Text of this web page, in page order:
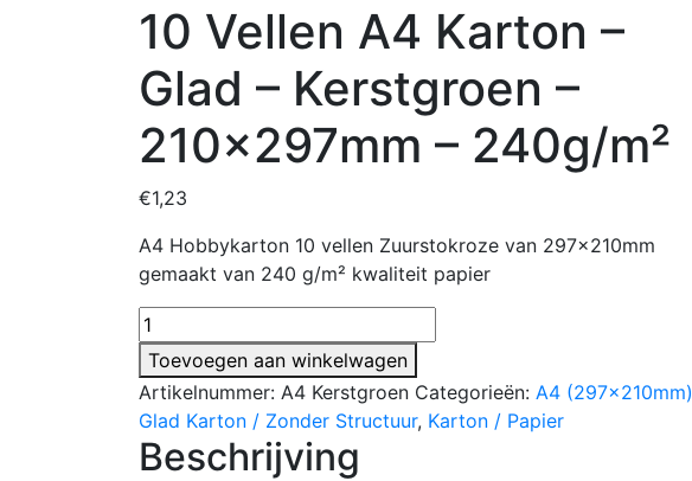
10 Vellen A4 Karton –
Glad – Kerstgroen –
210x297mm – 240g/m²
€1,23
A4 Hobbykarton 10 vellen Zuurstokroze van 297x210mm
gemaakt van 240 g/m² kwaliteit papier
10
Vellen
A4
Karton
-
Glad
Toevoegen aan winkelwagen
Artikelnummer: A4 Kerstgroen Categorieën: A4 (297x210mm)
Glad Karton / Zonder Structuur, Karton / Papier
Beschrijving